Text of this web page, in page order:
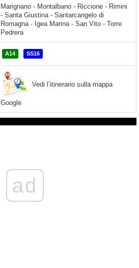
A14 SS16
Vedi l’itinerario sulla mappa
Google
ad